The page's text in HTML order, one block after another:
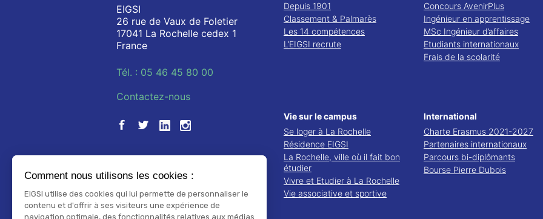
EIGSI
26 rue de Vaux de Foletier
17041 La Rochelle cedex 1
France
Tél. : 05 46 45 80 00
Contactez-nous
Depuis 1901
Classement & Palmarès
Les 14 compétences
L’EIGSI recrute
Concours AvenirPlus
Ingénieur en apprentissage
MSc Ingénieur d’affaires
Etudiants internationaux
Frais de la scolarité
Vie sur le campus
Se loger à La Rochelle
Résidence EIGSI
La Rochelle, ville où il fait bon
étudier
Vivre et Etudier à La Rochelle
Vie associative et sportive
International
Charte Erasmus 2021-2027
Partenaires internationaux
Parcours bi-diplômants
Bourse Pierre Dubois
Comment nous utilisons les cookies :
EIGSI utilise des cookies qui lui permette de personnaliser le
contenu et d'offrir à ses visiteurs une expérience de
navigation optimale, des fonctionnalités relatives aux médias